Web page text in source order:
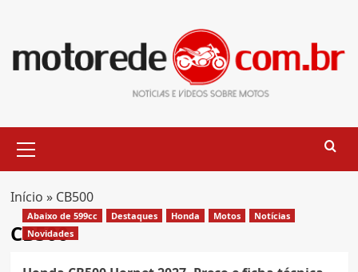
content
Menu
Início » CB500
CB500
Abaixo de 599cc Destaques Honda Motos
Notícias
Novidades